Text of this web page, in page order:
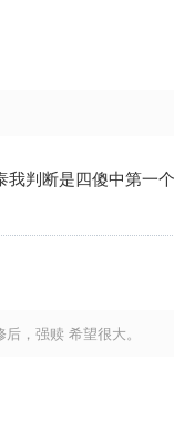
判断是四傻中第一
，强赎 希望很大。